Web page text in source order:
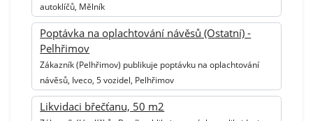
autoklíčů, Mělník
Poptávka na oplachtování návěsů (Ostatní) -
Pelhřimov
Zákazník (Pelhřimov) publikuje poptávku na oplachtování
návěsů, Iveco, 5 vozidel, Pelhřimov
Likvidaci břečťanu, 50 m2